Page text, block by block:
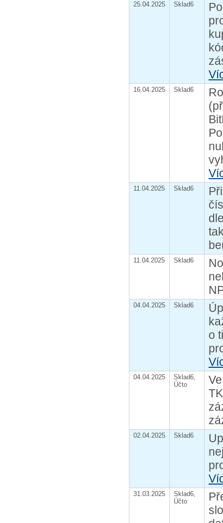
25.04.2025 Sklad6
16.04.2025 Sklad6
11.04.2025 Sklad6
11.04.2025 Sklad6
04.04.2025 Sklad6
o
04.04.2025
Sklad6,
Účto
02.04.2025 Sklad6
31.03.2025
Sklad6,
Účto